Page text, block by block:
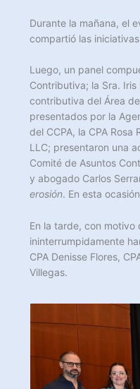
Durante la mañana, el
compartió las
Luego, un panel
Contributiva; la Sra.
contributiva del Área
presentados por la
del CCPA, la CPA
LLC; presentaron una
Comité de Asuntos
y abogado Carlos
erosión. En esta
En la tarde, con motivo
ininterrumpidamente
CPA Denisse Flores,
Villegas.